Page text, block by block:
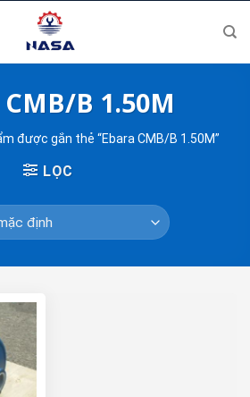
B 1.50M
được gắn thẻ “Ebara CMB/B 1.50M”
LỌC